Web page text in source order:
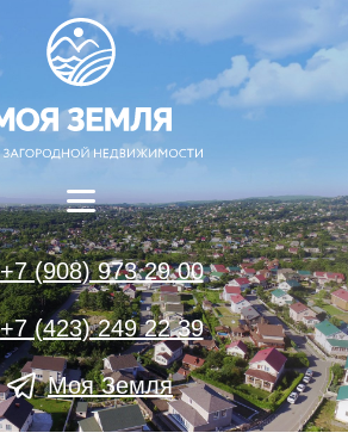
+7 (908) 973 29 00
+7 (423) 249 22 39
Моя Земля